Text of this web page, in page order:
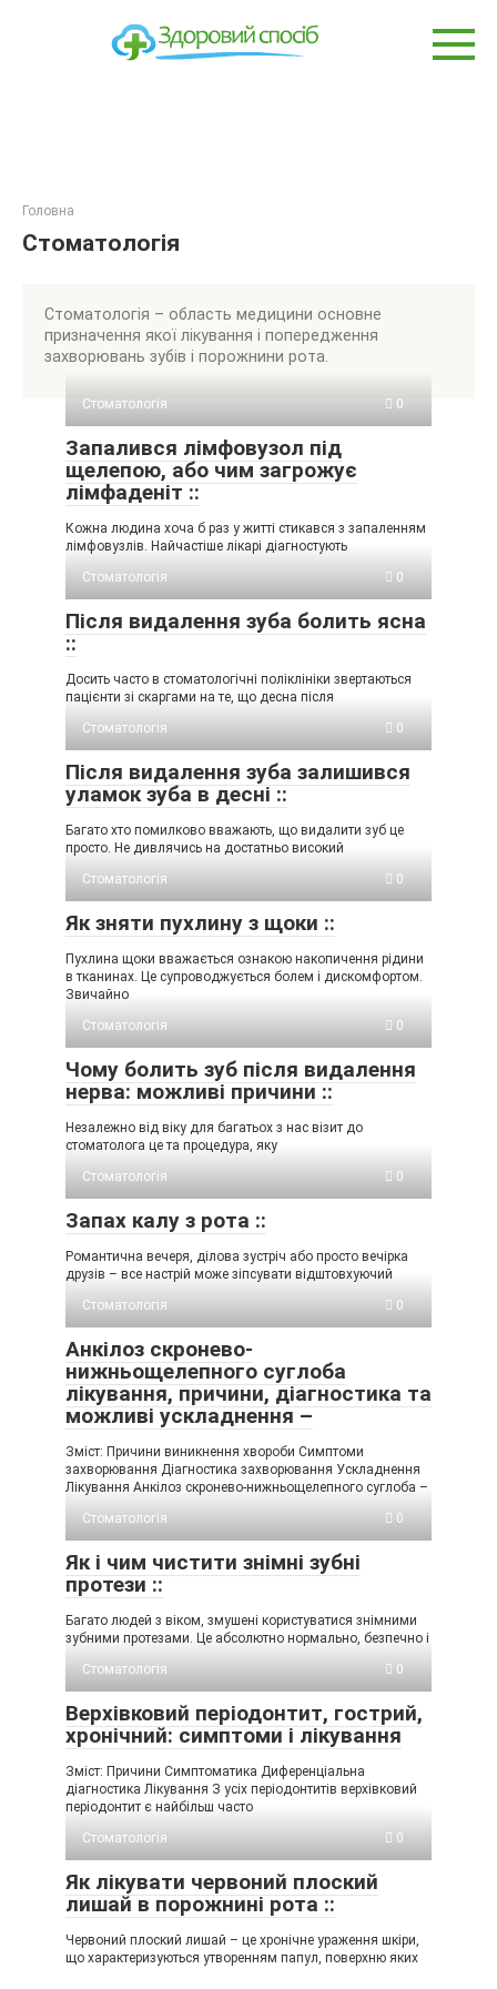
Головна
Стоматологія
Стоматологія – область медицини основне
призначення якої лікування і попередження
захворювань зубів і порожнини рота.
Стоматологія 0
Запалився лімфовузол під
щелепою, або чим загрожує
лімфаденіт ::
Кожна людина хоча б раз у житті стикався з запаленням
лімфовузлів. Найчастіше лікарі діагностують
Стоматологія
0
Після видалення зуба болить ясна
::
Досить часто в стоматологічні поліклініки звертаються
пацієнти зі скаргами на те, що десна після
Стоматологія
0
Після видалення зуба залишився
уламок зуба в десні ::
Багато хто помилково вважають, що видалити зуб це
просто. Не дивлячись на достатньо високий
Стоматологія
0
Як зняти пухлину з щоки ::
Пухлина щоки вважається ознакою накопичення рідини
в тканинах. Це супроводжується болем і дискомфортом.
Звичайно
Стоматологія
0
Чому болить зуб після видалення
нерва: можливі причини ::
Незалежно від віку для багатьох з нас візит до
стоматолога це та процедура, яку
Стоматологія
0
Запах калу з рота ::
Романтична вечеря, ділова зустріч або просто вечірка
друзів – все настрій може зіпсувати відштовхуючий
Стоматологія
0
Анкілоз скронево-
нижньощелепного суглоба
лікування, причини, діагностика та
можливі ускладнення –
Зміст: Причини виникнення хвороби Симптоми
захворювання Діагностика захворювання Ускладнення
Лікування Анкілоз скронево-нижньощелепного суглоба –
Стоматологія
0
Як і чим чистити знімні зубні
протези ::
Багато людей з віком, змушені користуватися знімними
зубними протезами. Це абсолютно нормально, безпечно і
Стоматологія
0
Верхівковий періодонтит, гострий,
хронічний: симптоми і лікування
Зміст: Причини Симптоматика Диференціальна
діагностика Лікування З усіх періодонтитів верхівковий
періодонтит є найбільш часто
Стоматологія
0
Як лікувати червоний плоский
лишай в порожнині рота ::
Червоний плоский лишай – це хронічне ураження шкіри,
що характеризуються утворенням папул, поверхню яких